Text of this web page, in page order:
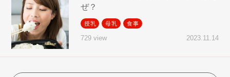
ぜ？
授乳 母乳 食事
729 view 2023.11.14